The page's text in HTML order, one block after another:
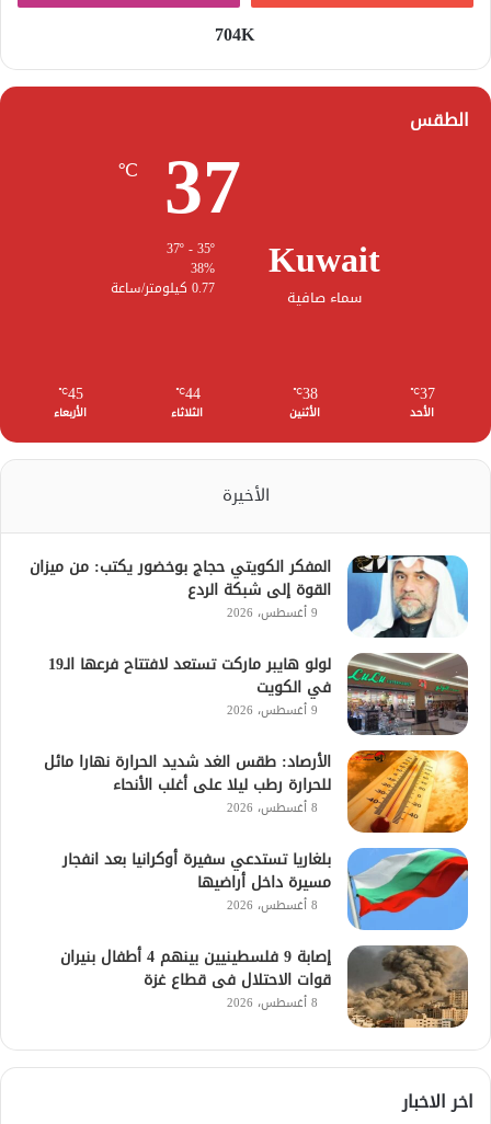
704K
الطقس
Kuwait
سماء صافية
37
℃
38%
0.77 كيلومتر/ساعة
37
℃
الأحد
38
℃
الأثنين
44
℃
الثلاثاء
45
℃
الأربعاء
الأخيرة
المفكر الكويتي حجاج بوخضور يكتب: من ميزان
القوة إلى شبكة الردع
9 أغسطس، 2026
لولو هايبر ماركت تستعد لافتتاح فرعها الـ19
في الكويت
9 أغسطس، 2026
الأرصاد: طقس الغد شديد الحرارة نهارا مائل
للحرارة رطب ليلا على أغلب الأنحاء
8 أغسطس، 2026
بلغاريا تستدعي سفيرة أوكرانيا بعد انفجار
مسيرة داخل أراضيها
8 أغسطس، 2026
إصابة 9 فلسطينيين بينهم 4 أطفال بنيران
قوات الاحتلال فى قطاع غزة
8 أغسطس، 2026
اخر الاخبار